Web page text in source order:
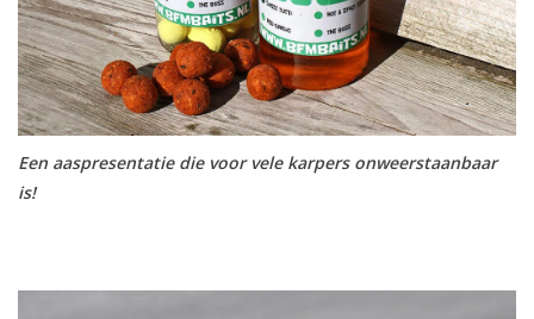
Een aaspresentatie die voor vele karpers onweerstaanbaar
is!